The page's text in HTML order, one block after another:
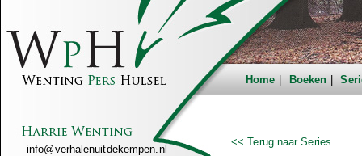
Home Boeken
info@verhalenuitdekempen.nl
<< Terug naar Series